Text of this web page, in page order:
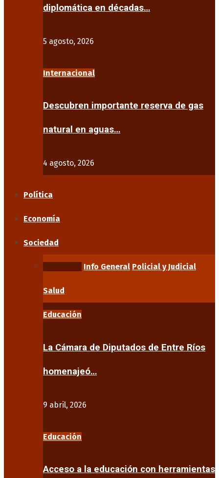
diplomática en décadas…
5 agosto, 2026
Internacional
Descubren importante reserva de gas
natural en aguas…
4 agosto, 2026
Política
Economía
Sociedad
Info General Policial y Judicial
Salud
Educación
La Cámara de Diputados de Entre Ríos
homenajeó…
9 abril, 2026
Educación
Acceso a la educación con herramientas